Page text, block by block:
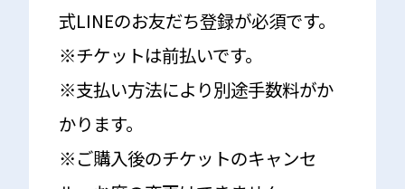
式LINEのお友だち登録が必須です。
※チケットは前払いです。
※支払い方法により別途手数料がか
かります。
※ご購入後のチケットのキャンセ